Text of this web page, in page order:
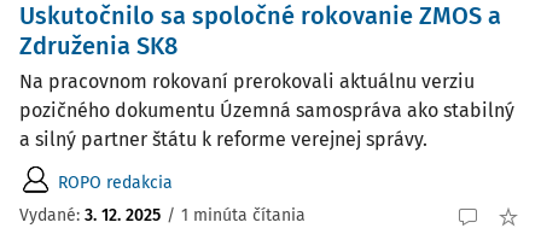
Uskutočnilo sa spoločné rokovanie ZMOS a
Združenia SK8
Na pracovnom rokovaní prerokovali aktuálnu verziu
pozičného dokumentu Územná samospráva ako stabilný
a silný partner štátu k reforme verejnej správy.
ROPO redakcia
Vydané: 3. 12. 2025 / 1 minúta čítania